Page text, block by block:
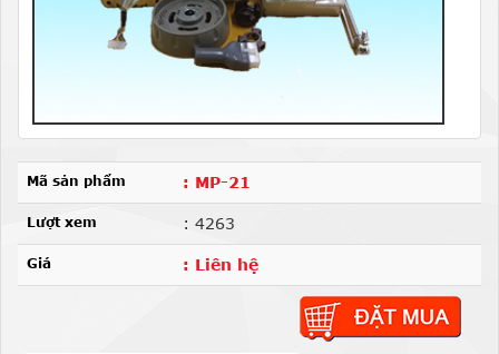
Mã sản phẩm : MP-21
Lượt xem : 4263
Giá : Liên hệ